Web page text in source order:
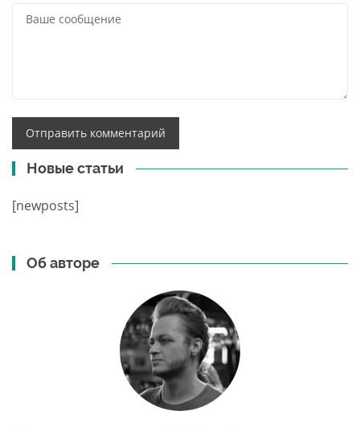
Новые статьи
[newposts]
Об авторе